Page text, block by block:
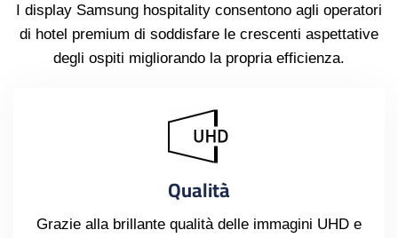
I display Samsung hospitality consentono agli operatori
di hotel premium di soddisfare le crescenti aspettative
degli ospiti migliorando la propria efficienza.
Qualità
Grazie alla brillante qualità delle immagini UHD e